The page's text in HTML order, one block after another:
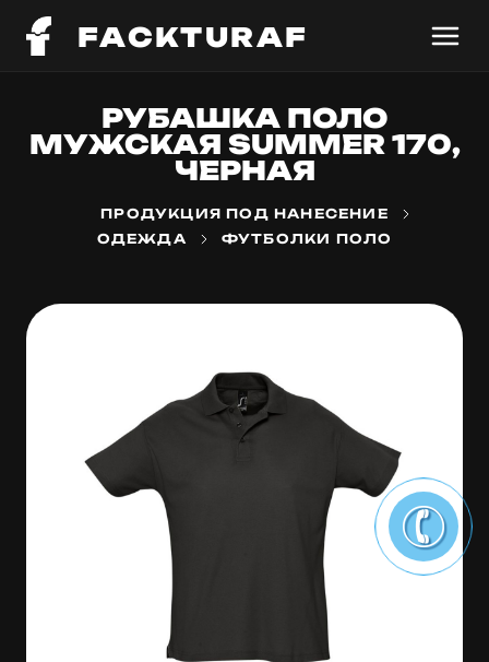
FACKTURAF
РУБАШКА ПОЛО
МУЖСКАЯ SUMMER 170,
ЧЕРНАЯ
ПРОДУКЦИЯ ПОД НАНЕСЕНИЕ
ОДЕЖДА
ФУТБОЛКИ ПОЛО